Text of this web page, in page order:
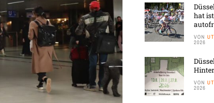
hat
VON
2026
VON
2026